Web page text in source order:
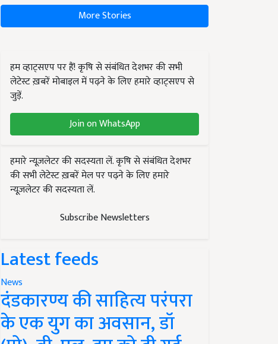
More Stories
हम व्हाट्सएप पर हैं! कृषि से संबंधित देशभर की सभी
लेटेस्ट ख़बरें मोबाइल में पढ़ने के लिए हमारे व्हाट्सएप से
जुड़ें.
Join on WhatsApp
हमारे न्यूज़लेटर की सदस्यता लें. कृषि से संबंधित देशभर
की सभी लेटेस्ट ख़बरें मेल पर पढ़ने के लिए हमारे
न्यूज़लेटर की सदस्यता लें.
Subscribe Newsletters
Latest feeds
News
दंडकारण्य की साहित्य परंपरा
के एक युग का अवसान, डॉ